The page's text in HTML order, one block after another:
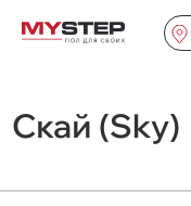
Скай (Sky)